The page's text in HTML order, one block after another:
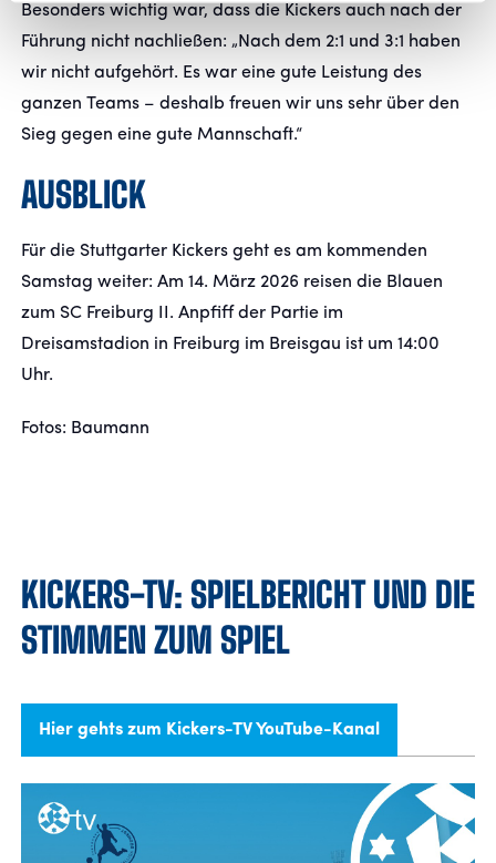
Besonders wichtig war, dass die Kickers auch nach der
Führung nicht nachließen: „Nach dem 2:1 und 3:1 haben
wir nicht aufgehört. Es war eine gute Leistung des
ganzen Teams – deshalb freuen wir uns sehr über den
Sieg gegen eine gute Mannschaft.“
AUSBLICK
Für die Stuttgarter Kickers geht es am kommenden
Samstag weiter: Am 14. März 2026 reisen die Blauen
zum SC Freiburg II. Anpfiff der Partie im
Dreisamstadion in Freiburg im Breisgau ist um 14:00
Uhr.
Fotos: Baumann
KICKERS-TV: SPIELBERICHT UND DIE
STIMMEN ZUM SPIEL
Hier gehts zum Kickers-TV YouTube-Kanal